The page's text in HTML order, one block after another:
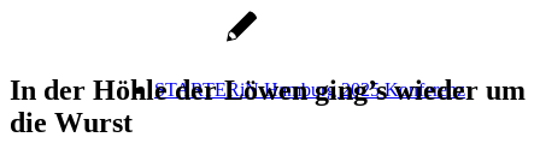
STARTERiN Hamburg 2025 Konferenz
In der Höhle der Löwen ging’s wieder um
die Wurst